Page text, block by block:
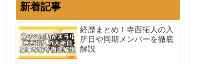
新着記事
経歴まとめ！寺西拓人の入
所日や同期メンバーを徹底
解説